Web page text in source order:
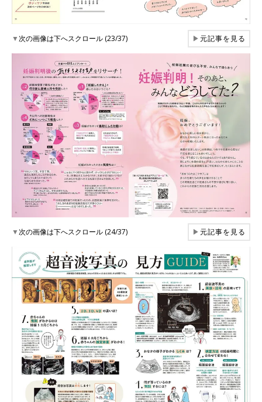
▼次の画像は下へスクロール (23/37) ▶元記事を見る
▼次の画像は下へスクロール (24/37) ▶元記事を見る